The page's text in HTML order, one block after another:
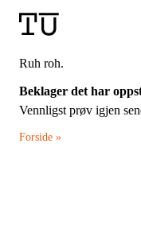
Ruh roh.
Beklager det har
Vennligst prøv igjen
Forside »